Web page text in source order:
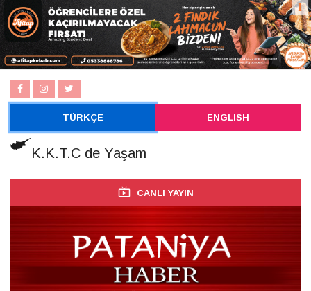
TÜRKÇE ENGLISH
K.K.T.C de Yaşam
CANLI YAYIN